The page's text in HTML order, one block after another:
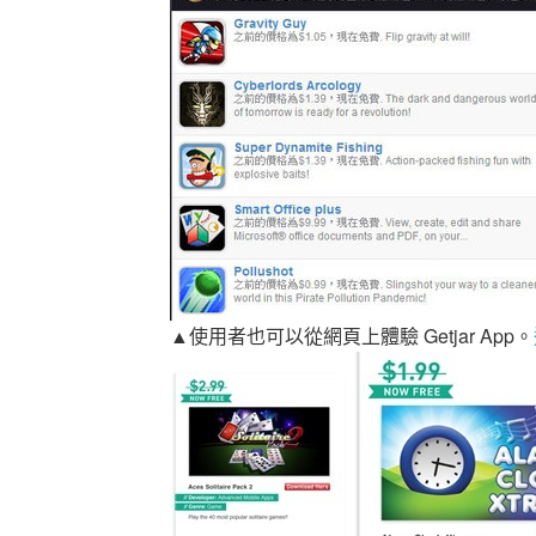
▲使用者也可以從網頁上體驗 Getjar App。